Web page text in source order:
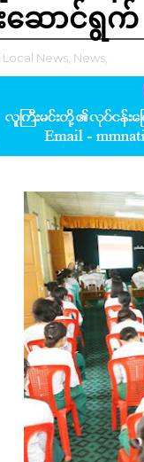
းဆောင်ရွက်
Local News, News,